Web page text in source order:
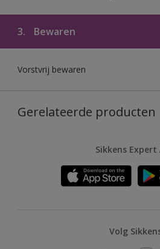
3. Bewaren
Vorstvrij bewaren
Gerelateerde producten
Sikkens Expert
Volg